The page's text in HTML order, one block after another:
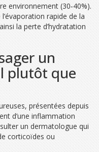
environnement (30‑40%).
rapide de la
la perte d’hydratation
un
plutôt que
présentées depuis
d’une inflammation
un dermatologue qui
corticoïdes ou